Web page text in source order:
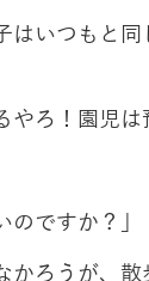
はいつもと同
ろ！園児は
のですか？」
ろうが、散